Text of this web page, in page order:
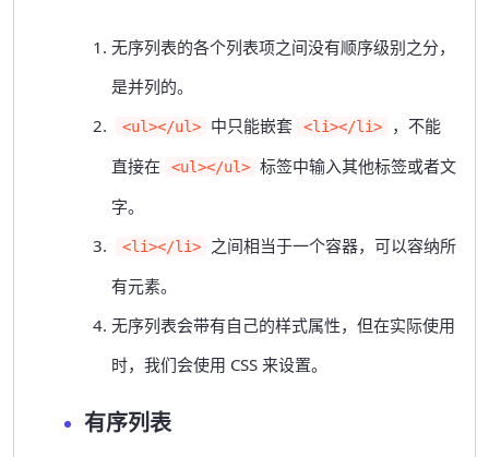
无序列表的各个列表项之间没有顺序级别之分，
是并列的。
<ul></ul> 中只能嵌套 <li></li>
，不能
直接在
<ul></ul> 标签中输入其他标签或者文
字。
<li></li>
之间相当于一个容器，可以容纳所
有元素。
无序列表会带有自己的样式属性，但在实际使用
时，我们会使用 CSS 来设置。
有序列表